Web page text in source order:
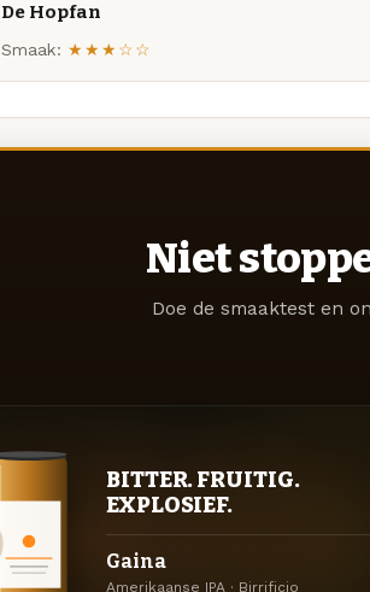
De Hopfan
Smaak: ★★★☆☆
Niet
Doe de smaaktest en
BITTER. FRUITIG.
EXPLOSIEF.
Gaina
Amerikaanse IPA · Birrificio